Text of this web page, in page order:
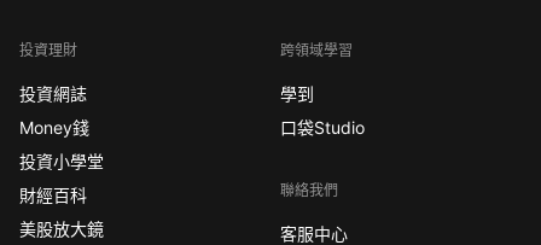
投資理財
投資網誌
Money錢
投資小學堂
財經百科
美股放大鏡
跨領域學習
學到
口袋Studio
聯絡我們
客服中心